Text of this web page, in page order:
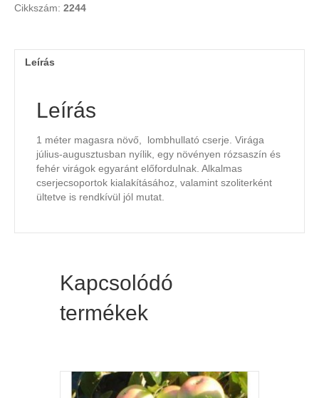
Cikkszám: 2244
Leírás
Leírás
1 méter magasra növő, lombhullató cserje. Virága
július-augusztusban nyílik, egy növényen rózsaszín és
fehér virágok egyaránt előfordulnak. Alkalmas
cserjecsoportok kialakításához, valamint szoliterként
ültetve is rendkívül jól mutat.
Kapcsolódó
termékek